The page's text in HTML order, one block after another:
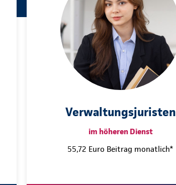
Verwaltungsjuristen
im höheren Dienst
55,72 Euro Beitrag monatlich*